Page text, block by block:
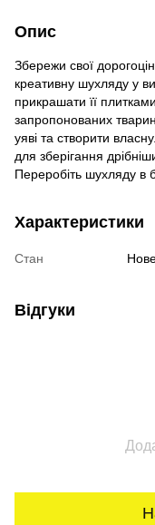
Опис
Збережи свої
креативну шухляду у
прикрашати її
запропонованих
уяві та створити
для зберігання
Переробіть шухляду в
Характеристики
Стан
Відгуки